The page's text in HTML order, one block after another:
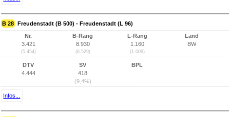
B 28 Freudenstadt (B 500) - Freudenstadt (L 96)
Nr.
3.421
(5.454)
B-Rang
8.930
(6.529)
L-Rang
1.160
(1.009)
Land
BW
DTV
4.444
SV
418
(9,4%)
BPL
Infos...